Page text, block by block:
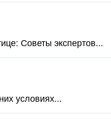
Советы экспертов...
условиях...